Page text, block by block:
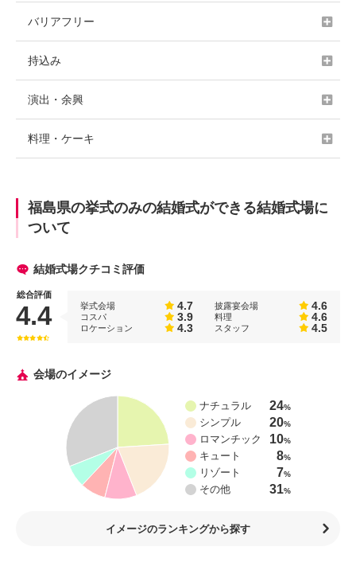
バリアフリー
持込み
演出・余興
料理・ケーキ
福島県の挙式のみの結婚式ができる結婚式場に
ついて
結婚式場クチコミ評価
総合評価
4.4 挙式会場 4.7 披露宴会場 4.6
コスパ 3.9 料理 4.6
ロケーション 4.3 スタッフ 4.5
会場のイメージ
ナチュラル 24%
シンプル 20%
ロマンチック 10%
キュート 8%
リゾート 7%
その他 31%
イメージのランキングから探す